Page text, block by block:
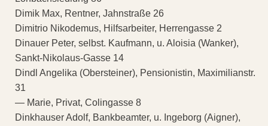
Dimik Max, Rentner, Jahnstraße 26
Dimitrio Nikodemus, Hilfsarbeiter, Herrengasse 2
Dinauer Peter, selbst. Kaufmann, u. Aloisia (Wanker),
Sankt-Nikolaus-Gasse 14
Dindl Angelika (Obersteiner), Pensionistin, Maximilianstr.
31
— Marie, Privat, Colingasse 8
Dinkhauser Adolf, Bankbeamter, u. Ingeborg (Aigner),